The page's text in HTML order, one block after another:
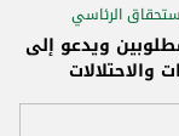
الرئاسي
ويدعو إلى